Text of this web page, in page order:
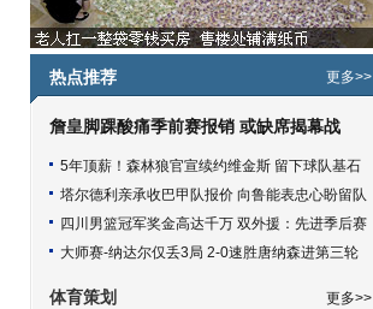
热点推荐 更多>>
詹皇脚踝酸痛季前赛报销 或缺席揭幕战
5年顶薪！森林狼官宣续约维金斯 留下球队基石
塔尔德利亲承收巴甲队报价 向鲁能表忠心盼留队
四川男篮冠军奖金高达千万 双外援：先进季后赛
大师赛-纳达尔仅丢3局 2-0速胜唐纳森进第三轮
体育策划 更多>>